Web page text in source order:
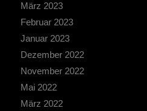
März 2023
Februar 2023
Januar 2023
Dezember 2022
November 2022
Mai 2022
März 2022